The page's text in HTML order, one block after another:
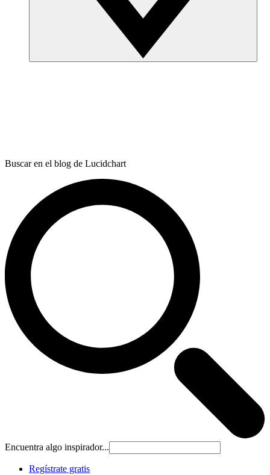
Buscar en el blog de Lucidchart
Encuentra algo inspirador...
Regístrate gratis